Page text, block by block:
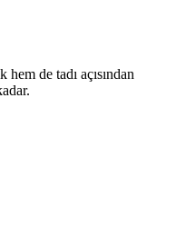
hem de tadı açısından